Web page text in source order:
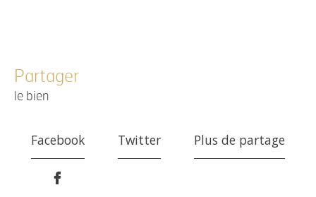
partager
le bien
Facebook Twitter Plus de partage